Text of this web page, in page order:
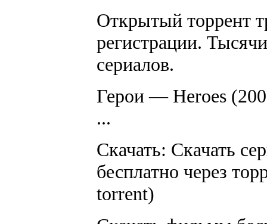
Открытый торрент
регистрации.
сериалов.
Герои — Heroes
...
Скачать: Скачать
бесплатно через
torrent)